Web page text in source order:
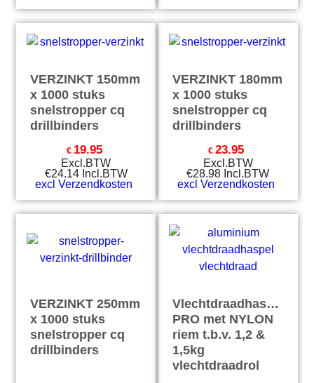
VERZINKT 150mm
x 1000 stuks
snelstropper cq
drillbinders
€ 19.95
Excl.BTW
€24.14 Incl.BTW
excl Verzendkosten
VERZINKT 180mm
x 1000 stuks
snelstropper cq
drillbinders
€ 23.95
Excl.BTW
€28.98 Incl.BTW
excl Verzendkosten
VERZINKT 250mm
x 1000 stuks
snelstropper cq
drillbinders
Vlechtdraadhaspel
PRO met NYLON
riem t.b.v. 1,2 &
1,5kg
vlechtdraadrol